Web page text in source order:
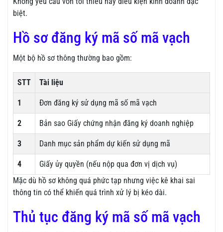
biệt.
Hồ sơ đăng ký mã số mã vạch
Một bộ hồ sơ thông thường bao gồm:
STT Tài liệu
1 Đơn đăng ký sử dụng mã số mã vạch
2 Bản sao Giấy chứng nhận đăng ký doanh nghiệp
3 Danh mục sản phẩm dự kiến sử dụng mã
4
Giấy ủy quyền (nếu nộp qua đơn vị dịch vụ)
Mặc dù hồ sơ không quá phức tạp nhưng việc kê khai sai
thông tin có thể khiến quá trình xử lý bị kéo dài.
Thủ tục đăng ký mã số mã vạch